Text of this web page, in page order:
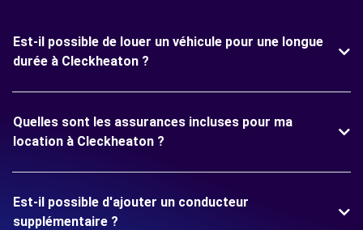
Est-il possible de louer un véhicule pour une longue
durée à Cleckheaton ?
Quelles sont les assurances incluses pour ma
location à Cleckheaton ?
Est-il possible d'ajouter un conducteur
supplémentaire ?